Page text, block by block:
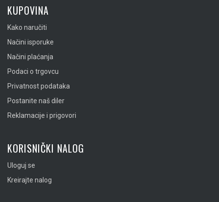
KUPOVINA
Kako naručiti
Načini isporuke
Načini plaćanja
Podaci o trgovcu
Privatnost podataka
Postanite naš diler
Reklamacije i prigovori
KORISNIČKI NALOG
Uloguj se
Kreirajte nalog